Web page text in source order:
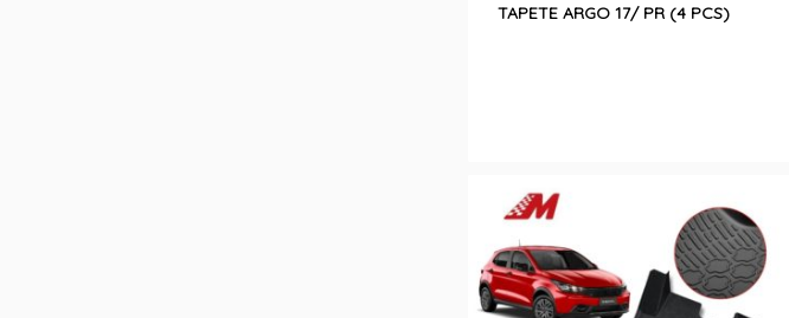
TAPETE ARGO 17/ PR (4 PCS)